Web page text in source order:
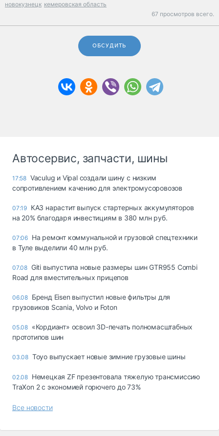
новокузнецк кемеровская область
67 просмотров всего.
ОБСУДИТЬ
Автосервис, запчасти, шины
17:58 Vaculug и Vipal создали шину с низким
сопротивлением качению для электромусоровозов
07:19 КАЗ нарастит выпуск стартерных аккумуляторов
на 20% благодаря инвестициям в 380 млн руб.
07:06 На ремонт коммунальной и грузовой спецтехники
в Туле выделили 40 млн руб.
07.08 Giti выпустила новые размеры шин GTR955 Combi
Road для вместительных прицепов
06.08 Бренд Eisen выпустил новые фильтры для
грузовиков Scania, Volvo и Foton
05.08 «Кордиант» освоил 3D-печать полномасштабных
прототипов шин
03.08 Toyo выпускает новые зимние грузовые шины
02.08 Немецкая ZF презентовала тяжелую трансмиссию
TraXon 2 с экономией горючего до 73%
Все новости